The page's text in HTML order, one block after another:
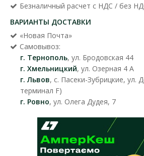
Безналичный расчет с НДС / без
ВАРИАНТЫ ДОСТАВКИ
«Новая Почта»
Самовывоз:
г. Тернополь, ул. Бродовская 44
г. Хмельницкий, ул. Озерная 4 А
г. Львов, с. Пасеки-Зубрицкие, ул.
терминал F)
г. Ровно, ул. Олега Дудея, 7